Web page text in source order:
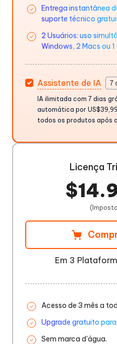
Licença
Em 3
Acesso de 3 mês a
Upgrade gratuito para
Sem marca d'água.
Entrega instantânea
suporte técnico
2 Usuários: uso
Windows, 2 Macs ou
Assistente de IA 7
IA ilimitada com 7 dias
automática por
todos os produtos após